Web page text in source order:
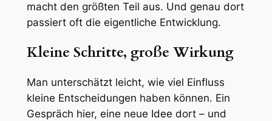
macht den größten Teil aus. Und genau dort
passiert oft die eigentliche Entwicklung.
Kleine Schritte, große Wirkung
Man unterschätzt leicht, wie viel Einfluss
kleine Entscheidungen haben können. Ein
Gespräch hier, eine neue Idee dort – und